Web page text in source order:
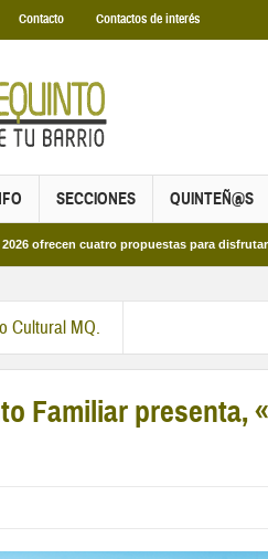
Contacto Contactos de interés
SECCIONES QUINTEÑ@S
cuatro propuestas para disfrutar del
Cultural MQ.
Familiar presenta,